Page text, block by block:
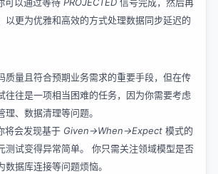
以更为优雅和高效的方式处理数据同步延迟的
质量且符合预期业务需求的重要手段，但在传
往往是一项相当困难的任务，因为你需要考虑
、数据清理等问题。
将会发现基于 Given->When->Expect 模式的
测试变得异常简单。 你只需关注领域模型是否
据库连接等问题烦恼。